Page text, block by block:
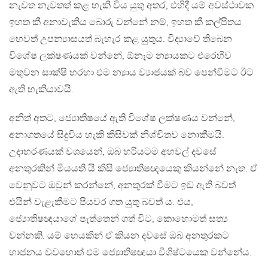
නැවත නැවතත් කළ හැකි විය යුතු අතර, එහිදී යම් අවස්ථාවක
ඉහත කී අනාවැකිය බොරු වන්නේ නම්, ඉහත කී කල්පිතය
හෙවත් උපන්‍යාසයත් බැහැර කළ යුතුය. විද්‍යාවේ තිබෙන
විශේෂ ලක්ෂණයක් වන්නේ, ඕනෑම න්‍යායකට එරෙහිව
මතුවන සාක්ෂි හරහා එම න්‍යාය ව්‍යාජයක් බව පෙන්වීමට ඊට
ඇති හැකියාවයි.
අනිත් අතට, ජ්‍යොතිෂයේ ඇති විශේෂ ලක්ෂණය වන්නේ,
අනාගතයේ සිදුවිය හැකි කිසිවක් නිශ්චිතව නොකීමයි.
උදාහරණයක් වශයෙන්, ඔබ හරියටම අහවල් දවසේ
අනතුරකින් මියයති යි කිසි ජ්‍යොතිෂඥයෙකු කියන්නේ නැත. ඒ
වෙනුවට ඔවුන් කරන්නේ, අනතුරක් වීමට ඉඩ ඇති බවත්
එයින් වැළැකීමට පියවර ගත යුතු බවත් ය. එය,
ජ්‍යොතිෂඥයාගේ පැත්තෙන් ගත් විට, කොහොමත් සත්‍ය
වන්නකි. යම් හෙයකින් ඒ කියන දවසේ ඔබ අනතුරකට
භාජනය වුවහොත් එම ජ්‍යොතිෂඥයා විශිෂ්ටයෙකු වන්නේය.